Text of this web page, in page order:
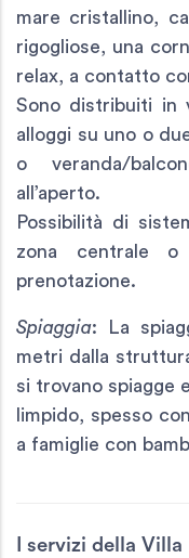
mare cristallino,
rigogliose, una
relax, a contatto
Sono distribuiti in
alloggi su uno o
o veranda/
all’aperto.
Possibilità di
zona centrale o
prenotazione.
Spiaggia: La
metri dalla
si trovano spiagge
limpido, spesso
a famiglie con
I servizi della Villa